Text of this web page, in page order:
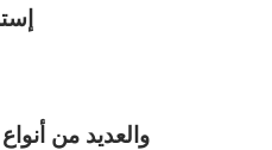
والعديد من